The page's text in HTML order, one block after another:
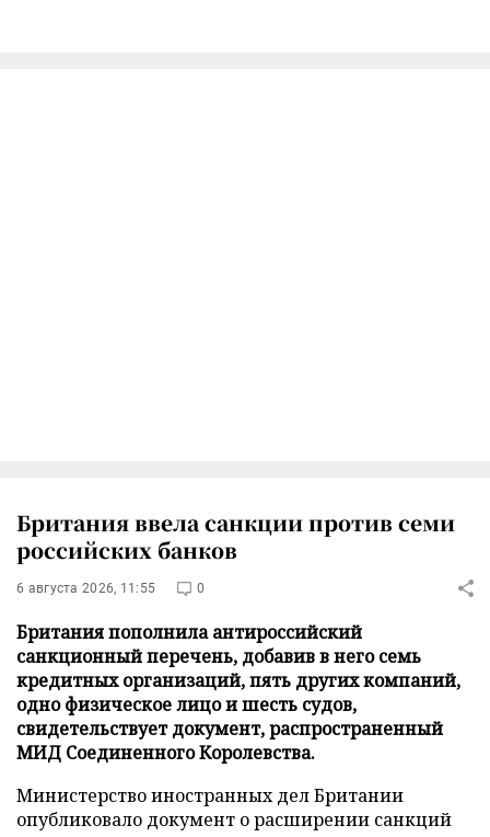
Британия ввела санкции против семи
российских банков
6 августа 2026, 11:55 0
Британия пополнила антироссийский
санкционный перечень, добавив в него семь
кредитных организаций, пять других компаний,
одно физическое лицо и шесть судов,
свидетельствует документ, распространенный
МИД Соединенного Королевства.
Министерство иностранных дел Британии
опубликовало документ о расширении санкций